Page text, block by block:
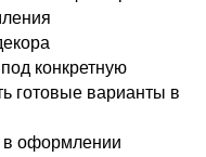
конкретную
готовые варианты в
в оформлении